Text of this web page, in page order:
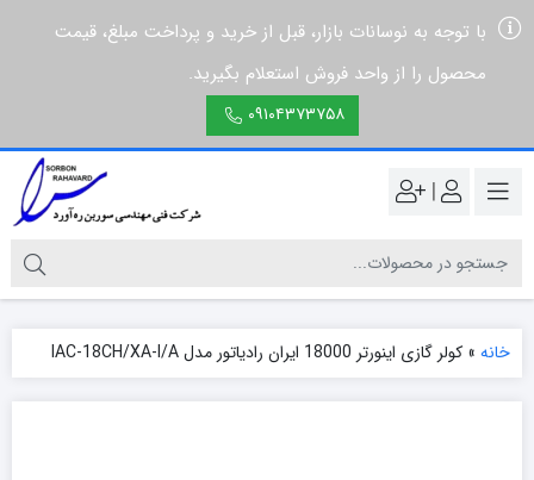
با توجه به نوسانات بازار، قبل از خرید و پرداخت مبلغ، قیمت
محصول را از واحد فروش استعلام بگیرید.
۰۹۱۰۴۳۷۳۷۵۸
|
خانه » کولر گازی اینورتر 18000 ایران رادیاتور مدل IAC-18CH/XA-I/A